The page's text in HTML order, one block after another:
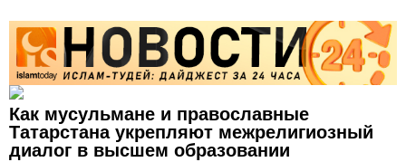
Как мусульмане и православные
Татарстана укрепляют межрелигиозный
диалог в высшем образовании